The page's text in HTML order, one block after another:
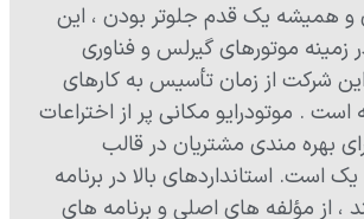
و همیشه یک قدم جلوتر بودن ، این
زمینه موتورهای گیرلس و فناوری
شرکت از زمان تأسیس به کارهای
. موتودرایو مکانی پر از اختراعات
بهره مندی مشتریان در قالب
است. استانداردهای بالا در برنامه
از مؤلفه های اصلی و برنامه های